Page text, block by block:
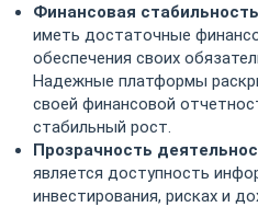
Финансовая
иметь достаточные
обеспечения своих
Надежные платформы
своей финансовой
стабильный рост.
Прозрачность
является доступность
инвестирования, рисках и